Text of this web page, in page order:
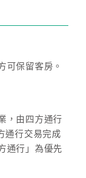
可保留客房。
，由四方通行
通行交易完成
通行」為優先